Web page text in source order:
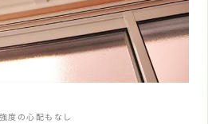
度の心配もなし